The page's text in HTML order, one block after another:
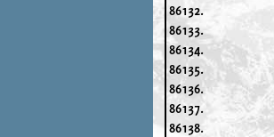
86132.
86133.
86134.
86135.
86136.
86137.
86138.